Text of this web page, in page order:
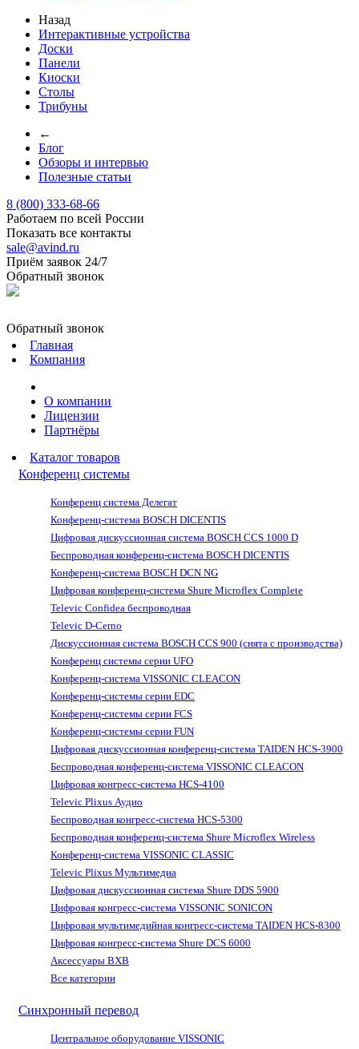
Назад
Интерактивные устройства
Доски
Панели
Киоски
Столы
Трибуны
←
Блог
Обзоры и интервью
Полезные статьи
8 (800) 333-68-66
Работаем по всей России
Показать все контакты
sale@avind.ru
Приём заявок 24/7
Обратный звонок
Обратный звонок
Главная
Компания
О компании
Лицензии
Партнёры
Каталог товаров
Конференц системы
Конференц система Делегат
Конференц-система BOSCH DICENTIS
Цифровая дискуссионная система BOSCH CCS 1000 D
Беспроводная конференц-система BOSCH DICENTIS
Конференц-система BOSCH DCN NG
Цифровая конференц-система Shure Microflex Complete
Televic Confidea беспроводная
Televic D-Cerno
Дискуссионная система BOSCH CCS 900 (снята с производства)
Конференц системы серии UFO
Конференц-система VISSONIC CLEACON
Конференц-системы серии EDC
Конференц-системы серии FCS
Конференц-системы серии FUN
Цифровая дискуссионная конференц-система TAIDEN HCS-3900
Беспроводная конференц-система VISSONIC CLEACON
Цифровая конгресс-система HCS-4100
Televic Plixus Аудио
Беспроводная конгресс-система HCS-5300
Беспроводная конференц-система Shure Microflex Wireless
Конференц-система VISSONIC CLASSIC
Televic Plixus Мультимедиа
Цифровая дискуссионная система Shure DDS 5900
Цифровая конгресс-система VISSONIC SONICON
Цифровая мультимедийная конгресс-система TAIDEN HCS-8300
Цифровая конгресс-система Shure DCS 6000
Аксессуары BXB
Все категории
Синхронный перевод
Центральное оборудование VISSONIC